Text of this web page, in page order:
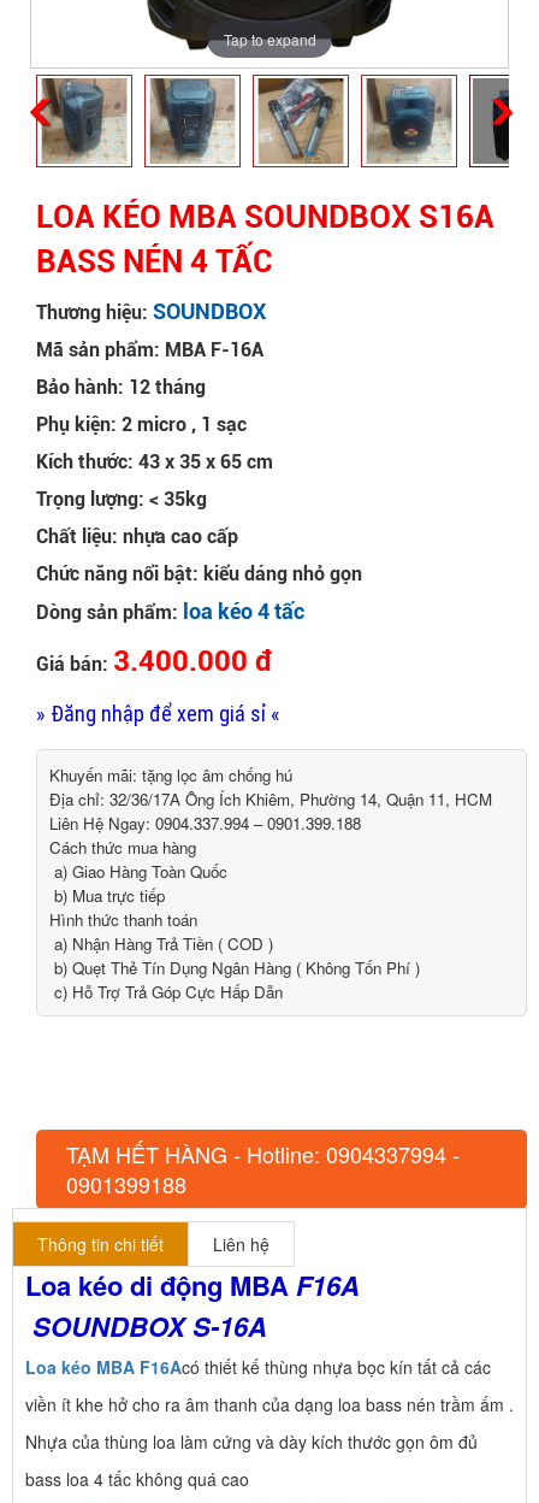
Tap to expand
LOA KÉO MBA SOUNDBOX S16A
BASS NÉN 4 TẤC
Thương hiệu: SOUNDBOX
Mã sản phẩm: MBA F-16A
Bảo hành: 12 tháng
Phụ kiện: 2 micro , 1 sạc
Kích thước: 43 x 35 x 65 cm
Trọng lượng: < 35kg
Chất liệu: nhựa cao cấp
Chức năng nổi bật: kiểu dáng nhỏ gọn
Dòng sản phẩm: loa kéo 4 tấc
Giá bán: 3.400.000 đ
» Đăng nhập để xem giá sỉ «
Khuyến mãi: tặng lọc âm chống hú
Địa chỉ: 32/36/17A Ông Ích Khiêm, Phường 14, Quận 11, HCM
Liên Hệ Ngay: 0904.337.994 – 0901.399.188
Cách thức mua hàng
a) Giao Hàng Toàn Quốc
b) Mua trực tiếp
Hình thức thanh toán
a) Nhận Hàng Trả Tiền ( COD )
b) Quẹt Thẻ Tín Dụng Ngân Hàng ( Không Tốn Phí )
c) Hỗ Trợ Trả Góp Cực Hấp Dẫn
TẠM HẾT HÀNG - Hotline: 0904337994 -
0901399188
Thông tin chi tiết Liên hệ
Loa kéo di động MBAF16A
SOUNDBOX S-16A
Loa kéo MBA F16Acó thiết kế thùng nhựa bọc kín tất cả các
viền ít khe hở cho ra âm thanh của dạng loa bass nén trầm ấm .
Nhựa của thùng loa làm cứng và dày kích thước gọn ôm đủ
bass loa 4 tấc không quá cao